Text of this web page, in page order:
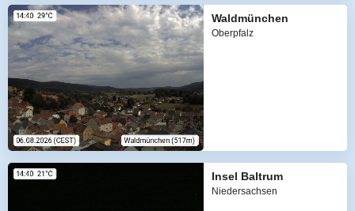
Waldmünchen
Oberpfalz
Insel Baltrum
Niedersachsen